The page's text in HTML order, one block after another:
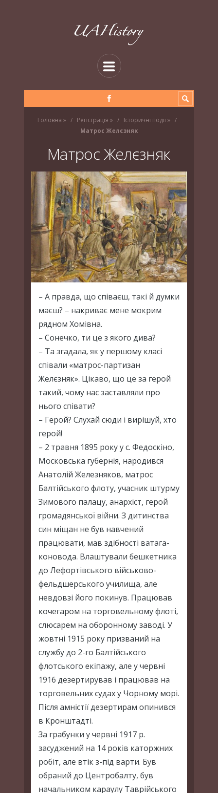
Головна » Регістрація » Історичні події»
Матрос Желєзняк
Матрос Желєзняк
– А правда, що співаєш, такі й думки
маєш? – накриває мене мокрим
рядном Хомівна.
– Сонечко, ти це з якого дива?
– Та згадала, як у першому класі
співали «матрос-партизан
Желєзняк». Цікаво, що це за герой
такий, чому нас заставляли про
нього співати?
– Герой? Слухай сюди і вирішуй, хто
герой!
– 2 травня 1895 року у с. Федоскіно,
Московська губернія, народився
Анатолій Железняков, матрос
Балтійського флоту, учасник штурму
Зимового палацу, анархіст, герой
громадянської війни. З дитинства
син міщан не був навчений
працювати, мав здібності ватага-
коновода. Влаштували бешкетника
до Лефортівського військово-
фельдшерського училища, але
невдовзі його покинув. Працював
кочегаром на торговельному флоті,
слюсарем на оборонному заводі. У
жовтні 1915 року призваний на
службу до 2-го Балтійського
флотського екіпажу, але у червні
1916 дезертирував і працював на
торговельних судах у Чорному морі.
Після амністії дезертирам опинився
в Кронштадті.
За грабунки у червні 1917 р.
засуджений на 14 років каторжних
робіт, але втік з-під варти. Був
обраний до Центробалту, був
начальником караулу Таврійського